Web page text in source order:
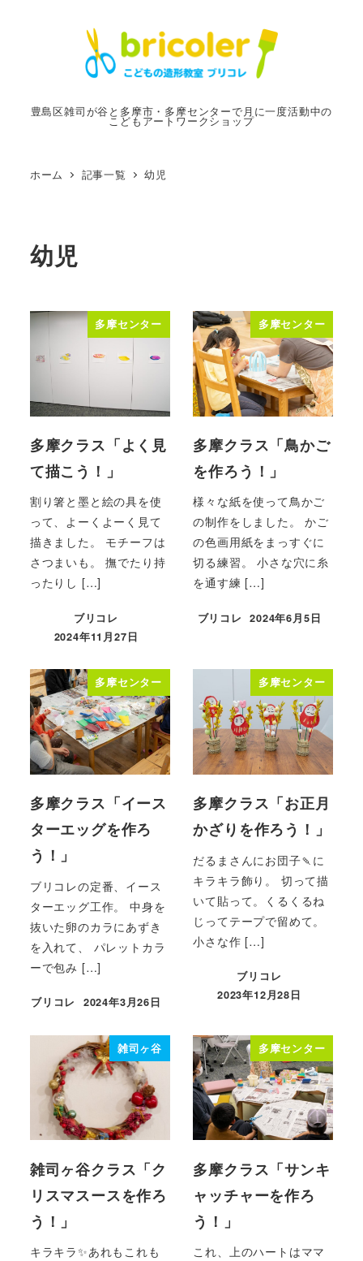
豊島区雑司が谷と多摩市・多摩センターで月に一度活動中の
こどもアートワークショップ
ホーム 記事一覧 幼児
幼児
多摩センター
多摩クラス「よく見
て描こう！」
割り箸と墨と絵の具を使
って、よーくよーく見て
描きました。 モチーフは
さつまいも。 撫でたり持
ったりし […]
ブリコレ
投稿日
2024年11月27日
多摩センター
多摩クラス「鳥かご
を作ろう！」
様々な紙を使って鳥かご
の制作をしました。 かご
の色画用紙をまっすぐに
切る練習。 小さな穴に糸
を通す練 […]
ブリコレ
投稿日
2024年6月5日
多摩センター
多摩クラス「イース
ターエッグを作ろ
う！」
ブリコレの定番、イース
ターエッグ工作。 中身を
抜いた卵のカラにあずき
を入れて、 パレットカラ
ーで包み […]
ブリコレ
投稿日
2024年3月26日
多摩センター
多摩クラス「お正月
かざりを作ろう！」
だるまさんにお団子🍡に
キラキラ飾り。 切って描
いて貼って。くるくるね
じってテープで留めて。
小さな作 […]
ブリコレ
投稿日
2023年12月28日
雑司ヶ谷
雑司ヶ谷クラス「ク
リスマスースを作ろ
う！」
キラキラ✨あれもこれも
多摩センター
多摩クラス「サンキ
ャッチャーを作ろ
う！」
これ、上のハートはママ